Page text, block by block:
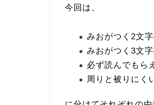
今回は、
みおがつく2文
みおがつく3文
必ず読んでもら
周りと被りにく